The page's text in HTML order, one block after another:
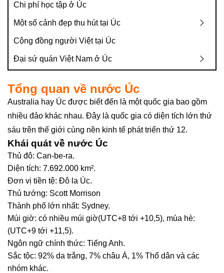
Chi phí học tập ở Úc
Một số cảnh đẹp thu hút tại Úc
Cộng đồng người Việt tại Úc
Đại sứ quán Việt Nam ở Úc
Tổng quan về nước Úc
Australia hay Úc được biết đến là một quốc gia bao gồm
nhiều đảo khác nhau. Đây là quốc gia có diện tích lớn thứ
sáu trên thế giới cùng nền kinh tế phát triển thứ 12.
Khái quát về nước Úc
Thủ đô: Can-be-ra.
Diện tích: 7.692.000 km².
Đơn vị tiền tệ: Đô la Úc.
Thủ tướng: Scott Morrison
Thành phố lớn nhất: Sydney.
Múi giờ: có nhiều múi giờ(UTC+8 tới +10,5), mùa hè:
(UTC+9 tới +11,5).
Ngôn ngữ chính thức: Tiếng Anh.
Sắc tộc: 92% da trắng, 7% châu Á, 1% Thổ dân và các
nhóm khác.